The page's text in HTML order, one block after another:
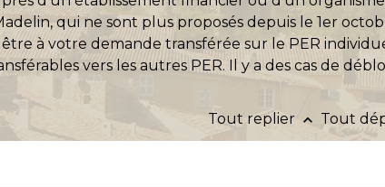
qui ne sont plus proposés depuis le 1er
à votre demande transférée sur le PER
vers les autres PER. Il y a des cas de
Tout replier keyboard_arrow_up Tout